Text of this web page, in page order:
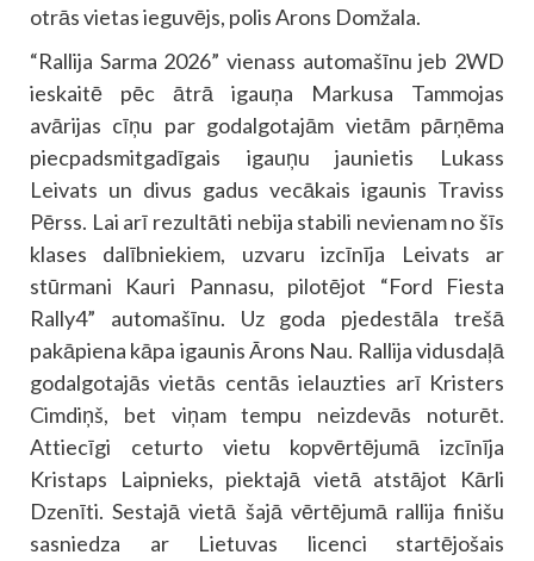
otrās vietas ieguvējs, polis Arons Domžala.
“Rallija Sarma 2026” vienass automašīnu jeb 2WD
ieskaitē pēc ātrā igauņa Markusa Tammojas
avārijas cīņu par godalgotajām vietām pārņēma
piecpadsmitgadīgais igauņu jaunietis Lukass
Leivats un divus gadus vecākais igaunis Traviss
Pērss. Lai arī rezultāti nebija stabili nevienam no šīs
klases dalībniekiem, uzvaru izcīnīja Leivats ar
stūrmani Kauri Pannasu, pilotējot “Ford Fiesta
Rally4” automašīnu. Uz goda pjedestāla trešā
pakāpiena kāpa igaunis Ārons Nau. Rallija vidusdaļā
godalgotajās vietās centās ielauzties arī Kristers
Cimdiņš, bet viņam tempu neizdevās noturēt.
Attiecīgi ceturto vietu kopvērtējumā izcīnīja
Kristaps Laipnieks, piektajā vietā atstājot Kārli
Dzenīti. Sestajā vietā šajā vērtējumā rallija finišu
sasniedza ar Lietuvas licenci startējošais